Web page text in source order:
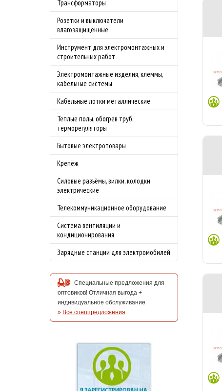
Трансформаторы
Розетки и выключатели
влагозащищенные
Инструмент для электромонтажных и
строительных работ
Электромонтажные изделия, клеммы,
кабельные системы
Кабельные лотки металлические
Теплые полы, обогрев труб,
терморегуляторы
Бытовые электротовары
Крепёж
Силовые разъёмы, вилки, колодки
электрические
Телекоммуникационное оборудование
Система вентиляции и
кондиционирования
Зарядные станции для электромобилей
Специальные предложения для
оптовиков! Отличная выгода +
индивидуальное обслуживание
» Все спецпредложения